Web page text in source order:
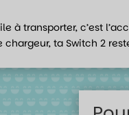
à transporter, c’est
ta Switch 2